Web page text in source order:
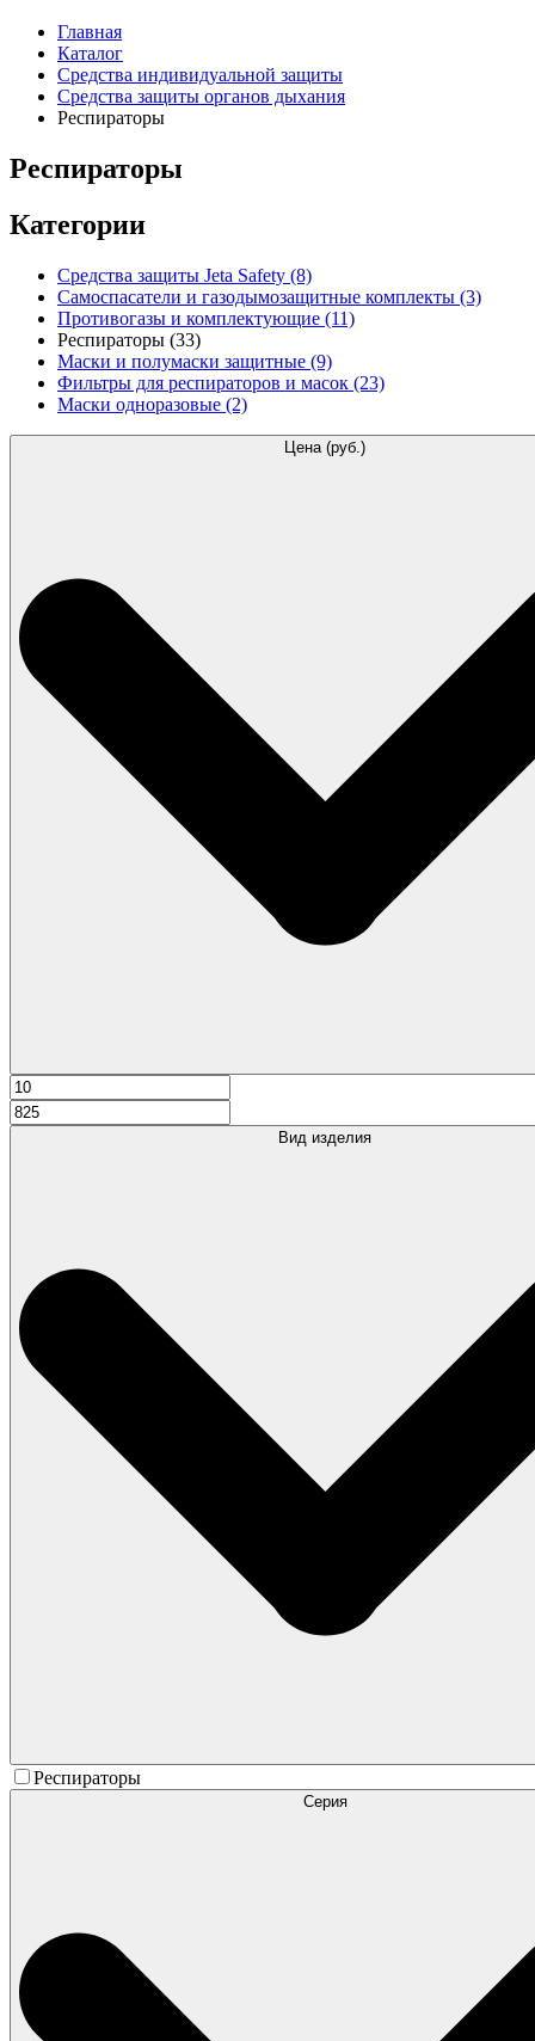
Главная
Каталог
Средства индивидуальной защиты
Средства защиты органов дыхания
Респираторы
Респираторы
Категории
Средства защиты Jeta Safety (8)
Самоспасатели и газодымозащитные комплекты (3)
Противогазы и комплектующие (11)
Респираторы (33)
Маски и полумаски защитные (9)
Фильтры для респираторов и масок (23)
Маски одноразовые (2)
Цена (руб.)
Респираторы
Серия